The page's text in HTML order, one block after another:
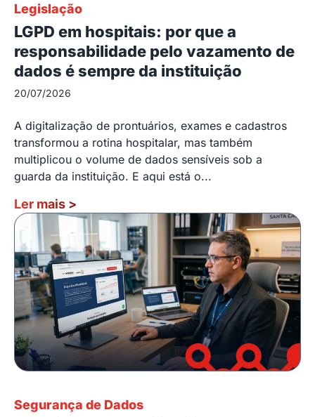
Legislação
LGPD em hospitais: por que a
responsabilidade pelo vazamento de
dados é sempre da instituição
20/07/2026
A digitalização de prontuários, exames e cadastros
transformou a rotina hospitalar, mas também
multiplicou o volume de dados sensíveis sob a
guarda da instituição. E aqui está o...
Ler mais >
Segurança de Dados